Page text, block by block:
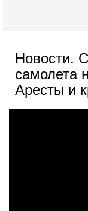
Новости.
самолета
Аресты и